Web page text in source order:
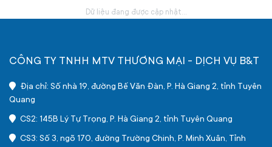
Dữ liệu đang được cập nhật...
CÔNG TY TNHH MTV THƯƠNG MẠI - DỊCH VỤ B&T
Địa chỉ: Số nhà 19, đường Bế Văn Đàn, P. Hà Giang 2, tỉnh Tuyên
Quang
CS2: 145B Lý Tự Trọng, P. Hà Giang 2, tỉnh Tuyên Quang
CS3: Số 3, ngõ 170, đường Trường Chinh, P. Minh Xuân, Tỉnh